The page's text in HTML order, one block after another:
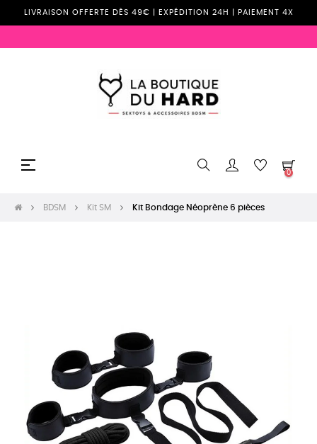
LIVRAISON OFFERTE DÈS 49€ | EXPÉDITION 24H | PAIEMENT 4X
Basculer
☰
0
BDSM Kit SM Kit Bondage Néoprène 6 pièces